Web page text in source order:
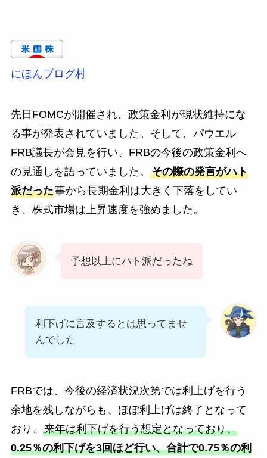
にほんブログ村
先日FOMCが開催され、政策金利が現状維持にな
る事が発表されていました。そして、パウエル
FRB議長が会見を行い、FRBの今後の政策金利へ
の見通しを語っていました。 その際の発言がハト
派だった事から長期金利は大きく下落をしてい
き、株式市場は上昇速度を強めました。
予想以上にハト派だったね
利下げに言及するとは思ってませ
んでした
FRBでは、今後の経済状況次第では利上げを行う
余地を残しながらも、ほぼ利上げは終了となって
おり、 来年は利下げを行う想定となっており、
0.25％の利下げを3回ほど行い、合計で0.75％の利